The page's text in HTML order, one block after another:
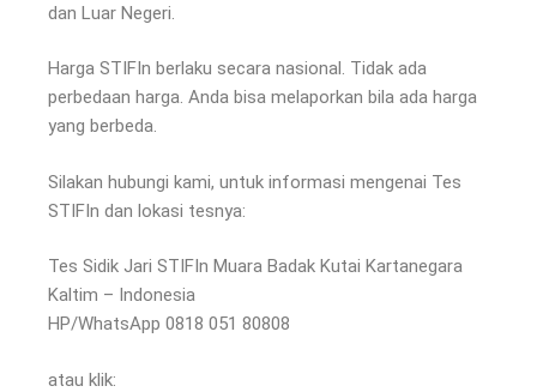
dan Luar Negeri.
Harga STIFIn berlaku secara nasional. Tidak ada
perbedaan harga. Anda bisa melaporkan bila ada harga
yang berbeda.
Silakan hubungi kami, untuk informasi mengenai Tes
STIFIn dan lokasi tesnya:
Tes Sidik Jari STIFIn Muara Badak Kutai Kartanegara
Kaltim – Indonesia
HP/WhatsApp 0818 051 80808
atau klik: